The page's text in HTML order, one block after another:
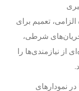
تعمیم برای
شرطی،
نیازمندی‌ها را
نمودارهای